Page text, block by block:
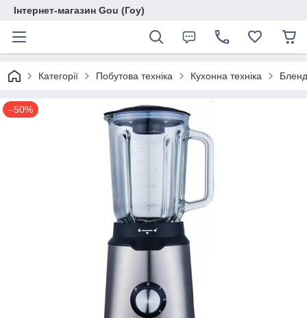
Інтернет-магазин Gou (Гоу)
Категорії Побутова техніка Кухонна техніка
–50%